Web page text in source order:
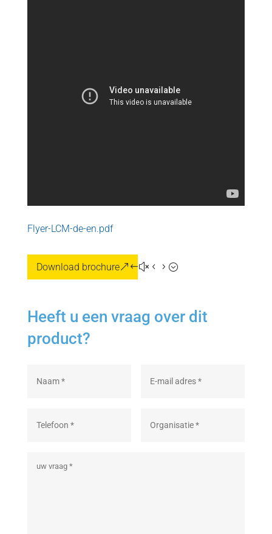
Flyer-LCM-de-en.pdf
Download brochure
Heeft u een vraag over dit
product?